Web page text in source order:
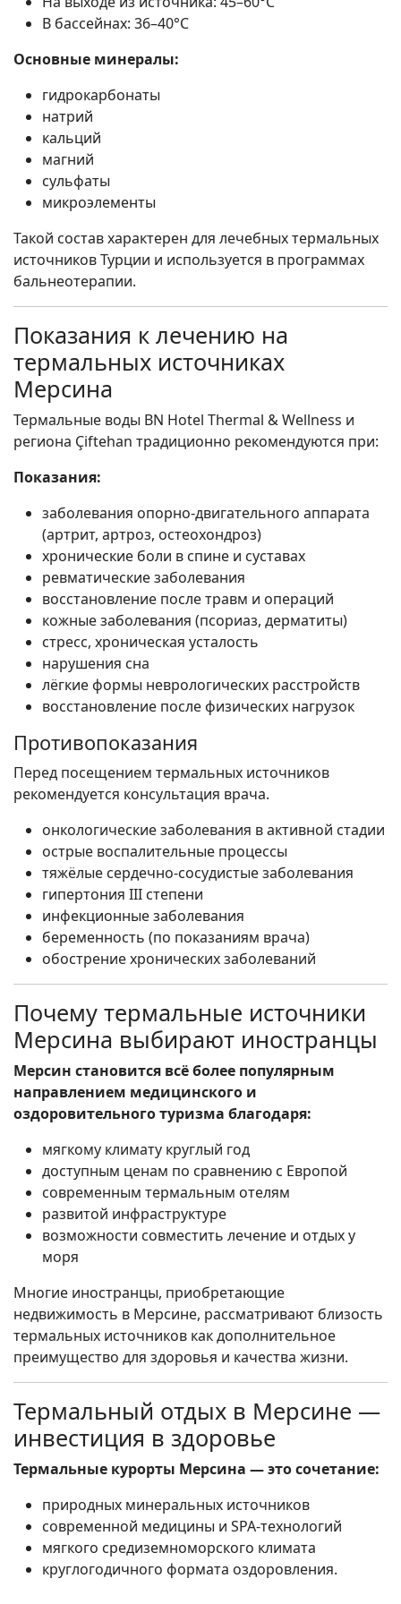
В бассейнах: 36–40°C
Основные минералы:
гидрокарбонаты
натрий
кальций
магний
сульфаты
микроэлементы
Такой состав характерен для лечебных термальных
источников Турции и используется в программах
бальнеотерапии.
Показания к лечению на
термальных источниках
Мерсина
Термальные воды BN Hotel Thermal & Wellness и
региона Çiftehan традиционно рекомендуются при:
Показания:
заболевания опорно-двигательного аппарата
(артрит, артроз, остеохондроз)
хронические боли в спине и суставах
ревматические заболевания
восстановление после травм и операций
кожные заболевания (псориаз, дерматиты)
стресс, хроническая усталость
нарушения сна
лёгкие формы неврологических расстройств
восстановление после физических нагрузок
Противопоказания
Перед посещением термальных источников
рекомендуется консультация врача.
онкологические заболевания в активной стадии
острые воспалительные процессы
тяжёлые сердечно-сосудистые заболевания
гипертония III степени
инфекционные заболевания
беременность (по показаниям врача)
обострение хронических заболеваний
Почему термальные источники
Мерсина выбирают иностранцы
Мерсин становится всё более популярным
направлением медицинского и
оздоровительного туризма благодаря:
мягкому климату круглый год
доступным ценам по сравнению с Европой
современным термальным отелям
развитой инфраструктуре
возможности совместить лечение и отдых у
моря
Многие иностранцы, приобретающие
недвижимость в Мерсине, рассматривают близость
термальных источников как дополнительное
преимущество для здоровья и качества жизни.
Термальный отдых в Мерсине —
инвестиция в здоровье
Термальные курорты Мерсина — это сочетание:
природных минеральных источников
современной медицины и SPA-технологий
мягкого средиземноморского климата
круглогодичного формата оздоровления.